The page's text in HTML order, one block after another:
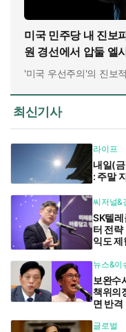
미국 민주당 내 진보
원 경선에서 압둘 엘
'미국 우선주의'의 진보
최신기사
라이프
내일(
: 주말
씨저널&
SK텔
터 전
익도 제
뉴스&이
보완수
책위의
면 반격
글로벌